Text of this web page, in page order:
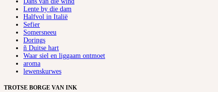
Lente by die dam
Halfvol in Italië
Sefier
Somersneeu
Dorings
ñ Duitse hart
Waar siel en liggaam ontmoet
aroma
lewenskurwes
TROTSE BORGE VAN INK